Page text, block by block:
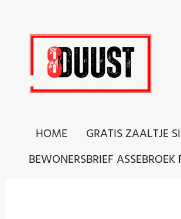
hoofdinhoud
HOME GRATIS ZAALTJE
BEWONERSBRIEF ASSEBROEK